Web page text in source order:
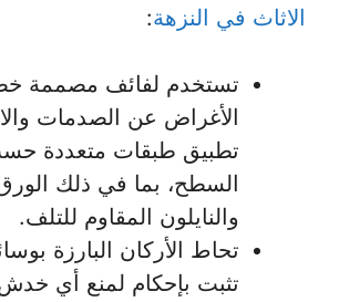
الاثاث في النزهة:
تستخدم لفائف مصممة
الأغراض عن الصدمات
تطبيق طبقات متعددة
السطح، بما في ذلك
والنايلون المقاوم للتلف.
تحاط الأركان البارزة
تثبت بإحكام لمنع أي